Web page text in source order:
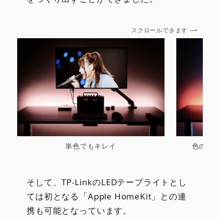
スクロールできます
単色でもキレイ 色の組
そして、TP-LinkのLEDテープライトとし
ては初となる「Apple HomeKit」との連
携も可能となっています。